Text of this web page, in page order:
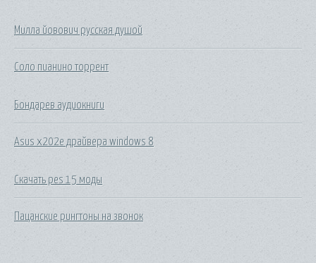
Милла йовович русская душой
Соло пианино торрент
Бондарев аудиокниги
Asus x202e драйвера windows 8
Скачать pes 15 моды
Пацанские рингтоны на звонок